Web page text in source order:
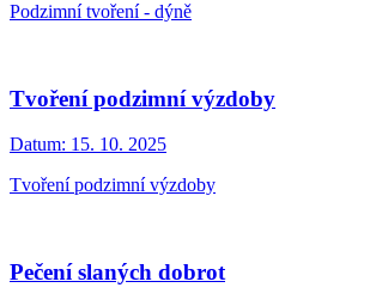
Podzimní tvoření - dýně
Tvoření podzimní výzdoby
Datum: 15. 10. 2025
Tvoření podzimní výzdoby
Pečení slaných dobrot